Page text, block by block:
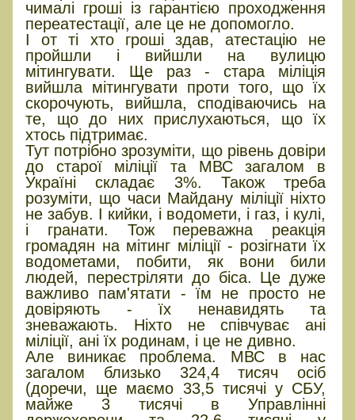
чималі гроші із гарантією проходження
переатестації, але це не допомогло.
І от ті хто гроші здав, атестацію не
пройшли і вийшли на вулицю
мітингувати. Ще раз - стара міліція
вийшла мітингувати проти того, що їх
скорочують, вийшла, сподіваючись на
те, що до них прислухаються, що їх
хтось підтримає.
Тут потрібно зрозуміти, що рівень довіри
до старої міліції та МВС загалом в
Україні складає 3%. Також треба
розуміти, що часи Майдану міліції ніхто
не забув. І кийки, і водомети, і газ, і кулі,
і гранати. Тож переважна реакція
громадян на мітинг міліції - розігнати їх
водометами, побити, як вони били
людей, перестріляти до біса. Це дуже
важливо пам'ятати - їм не просто не
довіряють - їх ненавидять та
зневажають. Ніхто не співчуває ані
міліції, ані їх родинам, і це не дивно.
Але виникає проблема. МВС в нас
загалом близько 324,4 тисяч осіб
(доречи, ще маємо 33,5 тисячі у СБУ,
майже 3 тисячі в Управлінні